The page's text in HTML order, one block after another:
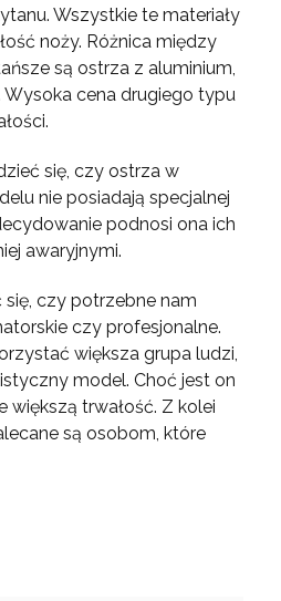
Wszystkie te materiały
noży. Różnica między
są ostrza z aluminium,
cena drugiego typu
się, czy ostrza w
nie posiadają specjalnej
podnosi ona ich
awaryjnymi.
czy potrzebne nam
czy profesjonalne.
większa grupa ludzi,
model. Choć jest on
większą trwałość. Z kolei
są osobom, które